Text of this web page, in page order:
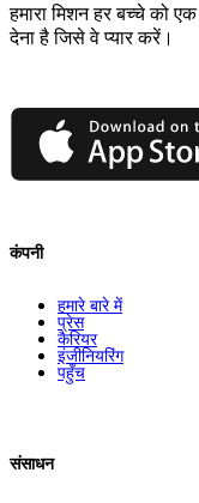
हमारा मिशन हर बच्चे को एक
देना है जिसे वे प्यार करें।
App Store
कंपनी
हमारे बारे में
प्रेस
कैरियर
इंजीनियरिंग
पहुँच
संसाधन